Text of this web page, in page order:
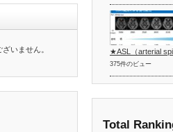
いません。 ★ASL（arterial
375件のビュー
Total